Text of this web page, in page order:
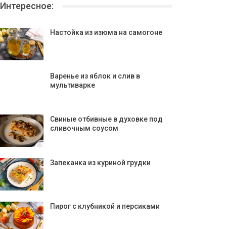
Интересное:
Настойка из изюма на самогоне
Варенье из яблок и слив в
мультиварке
Свиные отбивные в духовке под
сливочным соусом
Запеканка из куриной грудки
Пирог с клубникой и персиками